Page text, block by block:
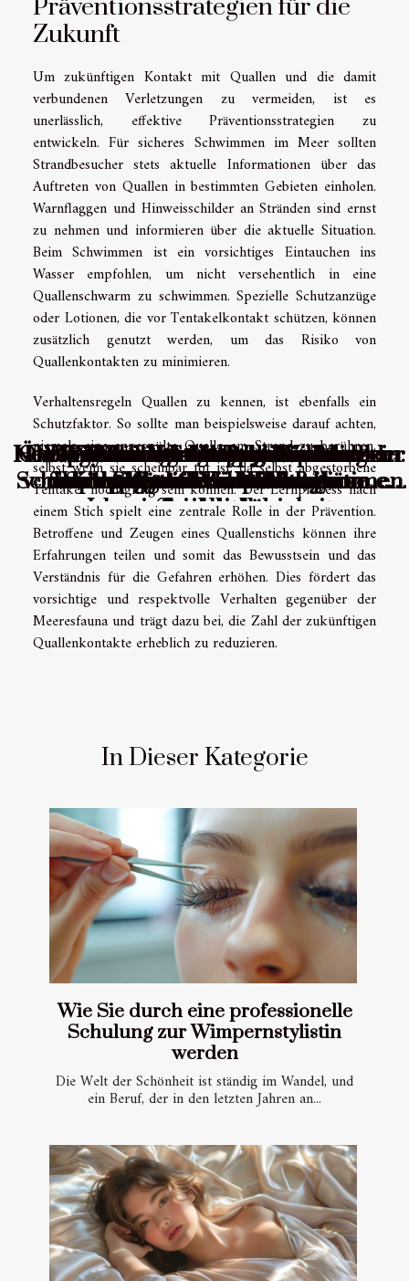
Präventionsstrategien für die
Zukunft
Um zukünftigen Kontakt mit Quallen und die damit
verbundenen Verletzungen zu vermeiden, ist es
unerlässlich, effektive Präventionsstrategien zu
entwickeln. Für sicheres Schwimmen im Meer sollten
Strandbesucher stets aktuelle Informationen über das
Auftreten von Quallen in bestimmten Gebieten einholen.
Warnflaggen und Hinweisschilder an Stränden sind ernst
zu nehmen und informieren über die aktuelle Situation.
Beim Schwimmen ist ein vorsichtiges Eintauchen ins
Wasser empfohlen, um nicht versehentlich in eine
Quallenschwarm zu schwimmen. Spezielle Schutzanzüge
oder Lotionen, die vor Tentakelkontakt schützen, können
zusätzlich genutzt werden, um das Risiko von
Quallenkontakten zu minimieren.
Verhaltensregeln Quallen zu kennen, ist ebenfalls ein
Schutzfaktor. So sollte man beispielsweise darauf achten,
niemals eine angespülte Qualle am Strand zu berühren,
selbst wenn sie scheinbar tot ist, da selbst abgestorbene
Tentakel noch giftig sein können. Der Lernprozess nach
einem Stich spielt eine zentrale Rolle in der Prävention.
Betroffene und Zeugen eines Quallenstichs können ihre
Erfahrungen teilen und somit das Bewusstsein und das
Verständnis für die Gefahren erhöhen. Dies fördert das
vorsichtige und respektvolle Verhalten gegenüber der
Meeresfauna und trägt dazu bei, die Zahl der zukünftigen
Quallenkontakte erheblich zu reduzieren.
In Dieser Kategorie
Wie Sie durch eine professionelle
Schulung zur Wimpernstylistin
werden
Die Welt der Schönheit ist ständig im Wandel, und
ein Beruf, der in den letzten Jahren an...
Wie Sie durch eine professionelle
Schulung zur Wimpernstylistin
werden
Neue Methoden zur Regeneration der
Haut über Nacht
Effiziente Methoden zur
Schimmelprävention in Wohnräumen
Ökologische Vorteile von Wanduhren
aus natürlichen Materialien
Wie hohe Schuhe diskret die
Körpergröße von Männern
beeinflussen können
Heilsteine in der alternativen Medizin:
Wirkung und Anwendung von
Amethyst
Förderung der psychischen
Gesundheit bei
Langzeitarbeitslosigkeit
Wirksame Strategien für eine
nachhaltige Gewichtsabnahme
Verantwortungsvolles Spielen:
Strategien zur Vermeidung von
Spielsucht
Die psychologischen Auswirkungen
von Sportwetten: Verstehen, wann es
zu viel wird
Was sind die Folgen der
Selbstmedikation ?